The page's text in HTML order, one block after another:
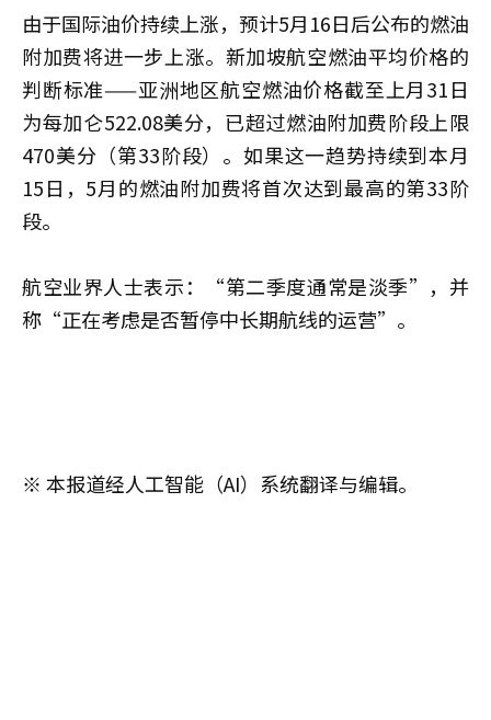
由于国际油价持续上涨，预计5月16日后公布的燃油
附加费将进一步上涨。新加坡航空燃油平均价格的
判断标准——亚洲地区航空燃油价格截至上月31日
为每加仑522.08美分，已超过燃油附加费阶段上限
470美分（第33阶段）。如果这一趋势持续到本月
15日，5月的燃油附加费将首次达到最高的第33阶
段。
航空业界人士表示：“第二季度通常是淡季”，并
称“正在考虑是否暂停中长期航线的运营”。
※ 本报道经人工智能（AI）系统翻译与编辑。